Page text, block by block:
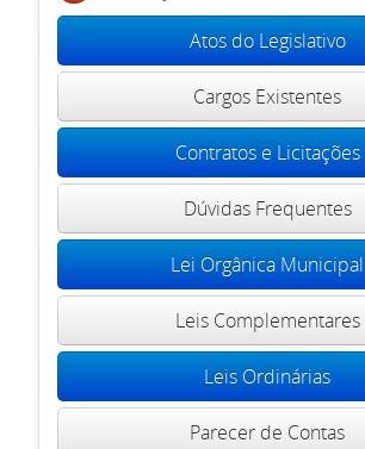
Atos do Legislativo
Cargos Existentes
Contratos e Licitações
Dúvidas Frequentes
Lei Orgânica Municipal
Leis Complementares
Leis Ordinárias
Parecer de Contas